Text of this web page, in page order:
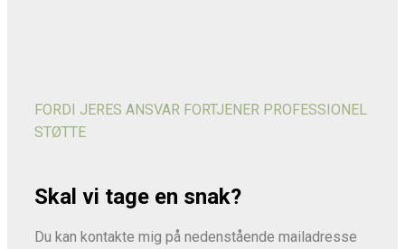
FORDI JERES ANSVAR FORTJENER PROFESSIONEL
STØTTE
Skal vi tage en snak?
Du kan kontakte mig på nedenstående mailadresse